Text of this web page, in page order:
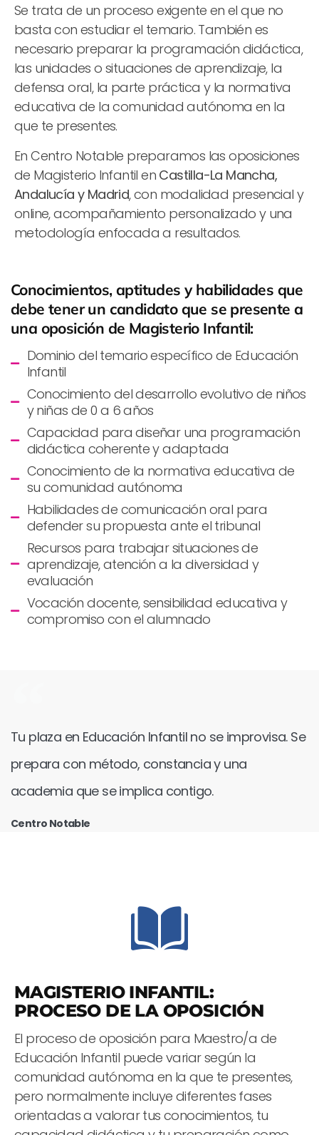
Se trata de un proceso exigente en el que no
basta con estudiar el temario. También es
necesario preparar la programación didáctica,
las unidades o situaciones de aprendizaje, la
defensa oral, la parte práctica y la normativa
educativa de la comunidad autónoma en la
que te presentes.
En Centro Notable preparamos las oposiciones
de Magisterio Infantil en Castilla-La Mancha,
Andalucía y Madrid, con modalidad presencial y
online, acompañamiento personalizado y una
metodología enfocada a resultados.
Conocimientos, aptitudes y habilidades que
debe tener un candidato que se presente a
una oposición de Magisterio Infantil:
Dominio del temario específico de Educación
Infantil
Conocimiento del desarrollo evolutivo de niños
y niñas de 0 a 6 años
Capacidad para diseñar una programación
didáctica coherente y adaptada
Conocimiento de la normativa educativa de
su comunidad autónoma
Habilidades de comunicación oral para
defender su propuesta ante el tribunal
Recursos para trabajar situaciones de
aprendizaje, atención a la diversidad y
evaluación
Vocación docente, sensibilidad educativa y
compromiso con el alumnado
Tu plaza en Educación Infantil no se improvisa. Se
prepara con método, constancia y una
academia que se implica contigo.
Centro Notable
MAGISTERIO INFANTIL:
PROCESO DE LA OPOSICIÓN
El proceso de oposición para Maestro/a de
Educación Infantil puede variar según la
comunidad autónoma en la que te presentes,
pero normalmente incluye diferentes fases
orientadas a valorar tus conocimientos, tu